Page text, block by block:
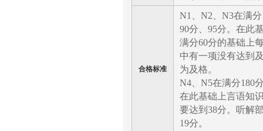
合格标准
N1、N2、N3在满
90分、95分。在此
满分60分的基础上
中有一项没有达到
为及格。
N4、N5在满分180
在此基础上言语知
要达到38分。听解
19分。